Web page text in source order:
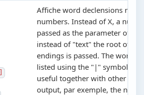
Affiche word declensions
numbers. Instead of X, a
passed as the parameter of
instead of "text" the root of
endings is passed. The word
listed using the "|" symbol.
useful together with other
output, par exemple, the